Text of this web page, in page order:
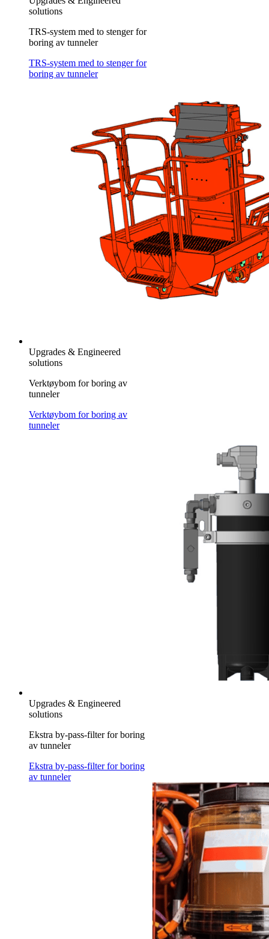
solutions
TRS-system med to stenger for
boring av tunneler
TRS-system med to stenger for
boring av tunneler
Upgrades & Engineered
solutions
Verktøybom for boring av
tunneler
Verktøybom for boring av
tunneler
Upgrades & Engineered
solutions
Ekstra by-pass-filter for boring
av tunneler
Ekstra by-pass-filter for boring
av tunneler